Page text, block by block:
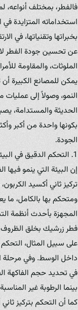
فالفطر، بمختلف
استخداماته المتزايدة
بخبراتها وتقنياتها، في
عن تحسين جودة الفطر لا
الملوثات، والمقاومة
يمكن للمصانع الكبيرة
النمو، وصولاً إلى
الحديثة والمستدامة،
بكونها واحدة من أكبر
الجودة.
1. التحكم الدقيق في البيئة: الركيزة الأساسية لجودة الفطر
إن البيئة التي ينمو فيها
تركيز ثاني أكسيد
المجهزة بأحدث أنظمة
فطر زرشيك بخلق الظروف
في تحديد حجم الفاكهة
بينما الرطوبة غير
كما أن التحكم بتركيز